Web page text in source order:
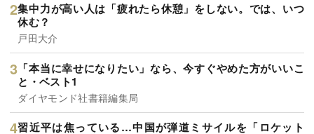
集中力が高い人は「疲れたら休憩」をしない。では、いつ
休む？
戸田大介
「本当に幸せになりたい」なら、今すぐやめた方がいいこ
と・ベスト1
ダイヤモンド社書籍編集局
習近平は焦っている…中国が弾道ミサイルを「ロケット